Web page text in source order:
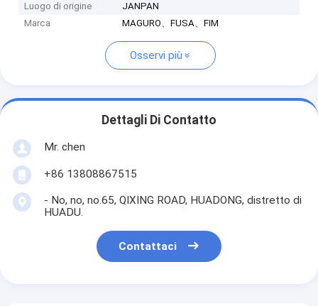
Luogo di origine
JANPAN
Marca
MAGURO、FUSA、FIM
Osservi più
Dettagli Di Contatto
Mr. chen
+86 13808867515
- No, no, no.65, QIXING ROAD, HUADONG, distretto di
HUADU.
Contattaci